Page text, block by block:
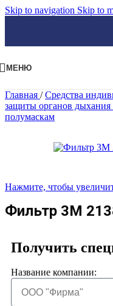
Skip to navigation Skip to
МЕНЮ
Главная / Средства
защиты органов дыхания
полумаскам
Нажмите, чтобы
Фильтр 3М
Получить
Название компании: